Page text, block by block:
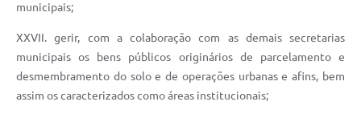
municipais;
XXVII. gerir, com a colaboração com as demais secretarias
municipais os bens públicos originários de parcelamento e
desmembramento do solo e de operações urbanas e afins, bem
assim os caracterizados como áreas institucionais;